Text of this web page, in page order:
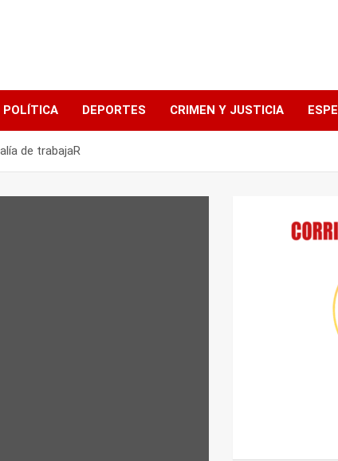
POLÍTICA DEPORTES CRIMEN Y JUSTICIA
de trabajaR